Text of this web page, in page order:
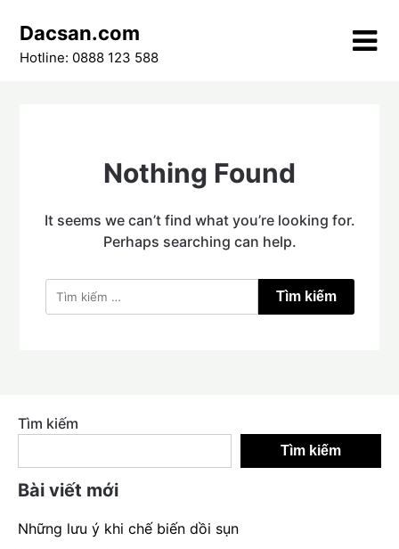
content
Dacsan.com
Hotline: 0888 123 588
Nothing Found
It seems we can’t find what you’re looking for.
Perhaps searching can help.
Tìm
kiếm
Tìm kiếm
Tìm kiếm
Bài viết mới
Những lưu ý khi chế biến dồi sụn